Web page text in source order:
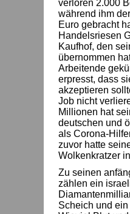
verloren 2.000
während ihm
Euro gebracht
Handelsriesen
Kaufhof, den
übernommen
Arbeitende
erpresst, dass
akzeptieren
Job nicht
Millionen hat
deutschen und
als Corona-
zuvor hatte
Wolkenkratzer
Zu seinen
zählen ein
Scheich und